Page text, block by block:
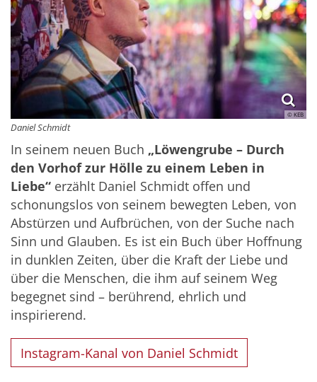
© KEB
Daniel Schmidt
In seinem neuen Buch „Löwengrube – Durch
den Vorhof zur Hölle zu einem Leben in
Liebe“ erzählt Daniel Schmidt offen und
schonungslos von seinem bewegten Leben, von
Abstürzen und Aufbrüchen, von der Suche nach
Sinn und Glauben. Es ist ein Buch über Hoffnung
in dunklen Zeiten, über die Kraft der Liebe und
über die Menschen, die ihm auf seinem Weg
begegnet sind – berührend, ehrlich und
inspirierend.
Instagram-Kanal von Daniel Schmidt